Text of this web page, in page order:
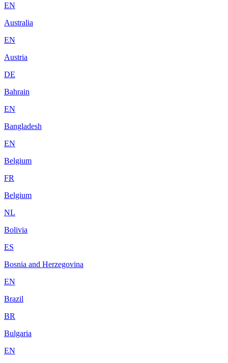
EN
Australia
EN
Austria
DE
Bahrain
EN
Bangladesh
EN
Belgium
FR
Belgium
NL
Bolivia
ES
Bosnia and Herzegovina
EN
Brazil
BR
Bulgaria
EN